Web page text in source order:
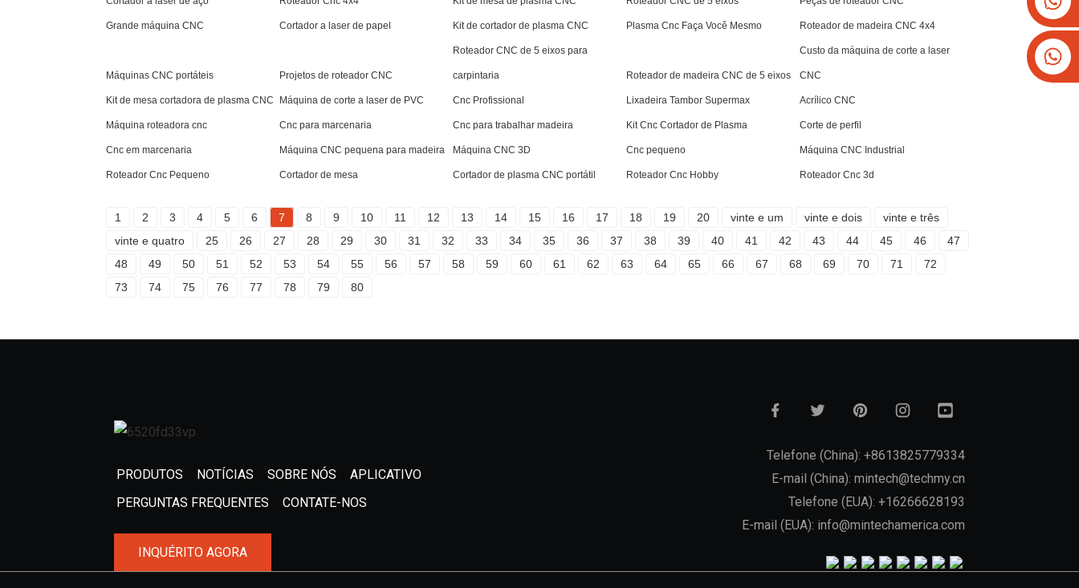
Grande máquina CNC Cortador a laser de papel Kit de cortador de plasma CNC Plasma Cnc Faça Você Mesmo Roteador de madeira CNC 4x4
Máquinas CNC portáteis Projetos de roteador CNC
Roteador CNC de 5 eixos para
carpintaria Roteador de madeira CNC de 5 eixos
Custo da máquina de corte a laser
CNC
Kit de mesa cortadora de plasma CNC Máquina de corte a laser de PVC Cnc Profissional Lixadeira Tambor Supermax Acrílico CNC
Máquina roteadora cnc Cnc para marcenaria Cnc para trabalhar madeira Kit Cnc Cortador de Plasma Corte de perfil
Cnc em marcenaria Máquina CNC pequena para madeira Máquina CNC 3D Cnc pequeno Máquina CNC Industrial
Roteador Cnc Pequeno Cortador de mesa Cortador de plasma CNC portátil Roteador Cnc Hobby Roteador Cnc 3d
1 2 3 4 5 6 7 8 9 10 11 12 13 14 15 16 17 18 19 20 vinte e um vinte e dois
vinte e três
vinte e quatro
25 26 27 28 29 30 31 32 33 34 35 36 37 38 39 40 41 42 43 44 45 46
47
48
49 50 51 52 53 54 55 56 57 58 59 60 61 62 63 64 65 66 67 68 69 70 71
72
73
74 75 76 77 78 79 80
PRODUTOS NOTÍCIAS SOBRE NÓS
APLICATIVO
PERGUNTAS FREQUENTES
CONTATE-NOS
INQUÉRITO AGORA
Telefone (China): +8613825779334
E-mail (China): mintech@techmy.cn
Telefone (EUA): +16266628193
E-mail (EUA): info@mintechamerica.com